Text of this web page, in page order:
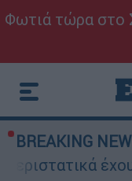
Φωτιά τώρα στο
BREAKING
έχουν